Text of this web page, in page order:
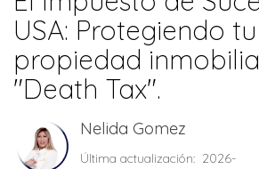
USA: Protegiendo tu
propiedad
"Death Tax".
Nelida Gomez
Última actualización: 2026-